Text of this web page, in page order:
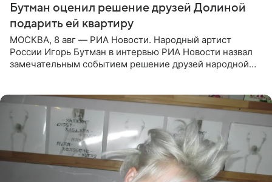
Бутман оценил решение друзей Долиной
подарить ей квартиру
МОСКВА, 8 авг — РИА Новости. Народный артист
России Игорь Бутман в интервью РИА Новости назвал
замечательным событием решение друзей народной